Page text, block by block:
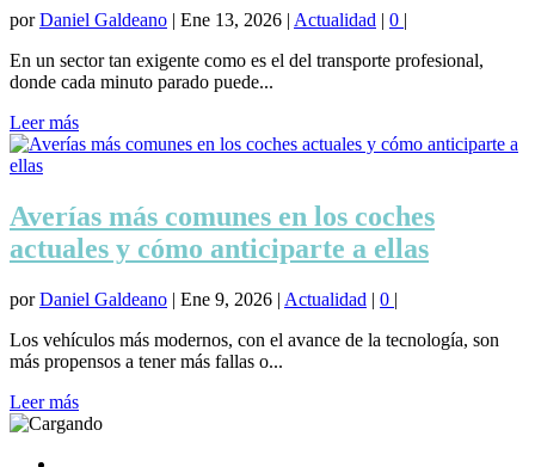
porDaniel Galdeano | Ene 13, 2026 | Actualidad | 0 |
En un sector tan exigente como es el del transporte profesional,
donde cada minuto parado puede...
Leer más
Averías más comunes en los coches
actuales y cómo anticiparte a ellas
porDaniel Galdeano | Ene 9, 2026 | Actualidad | 0 |
Los vehículos más modernos, con el avance de la tecnología, son
más propensos a tener más fallas o...
Leer más